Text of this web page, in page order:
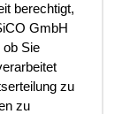
berechtigt,
GmbH
ob Sie
zu
zu